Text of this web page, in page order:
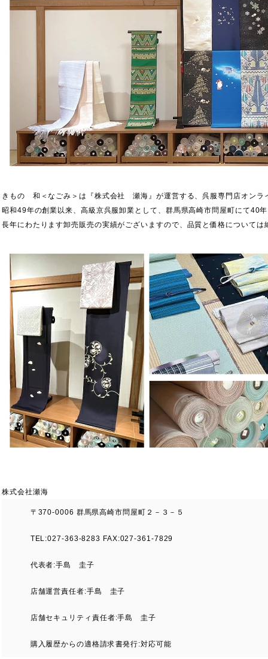
きもの 和＜なごみ＞は『株式会社 瀬海』が運営する、呉服専門店オンラ
昭和49年の創業以来、高級京呉服卸業として、群馬県高崎市問屋町にて40
長年にわたります卸売販売の実績がございますので、品質と価格について
株式会社瀬海
〒370-0006 群馬県高崎市問屋町２－３－５
TEL:027-363-8283 FAX:027-361-7829
代表者:手島 圭子
店舗運営責任者:手島 圭子
店舗セキュリティ責任者:手島 圭子
購入履歴からの適格請求書発行:対応可能